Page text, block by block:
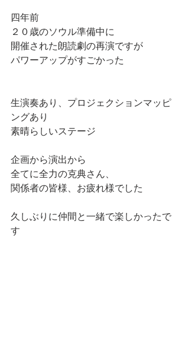
四年前
２０歳のソウル準備中に
開催された朗読劇の再演ですが
パワーアップがすごかった
生演奏あり、プロジェクションマッピ
ングあり
素晴らしいステージ
企画から演出から
全てに全力の克典さん、
関係者の皆様、お疲れ様でした
久しぶりに仲間と一緒で楽しかったで
す